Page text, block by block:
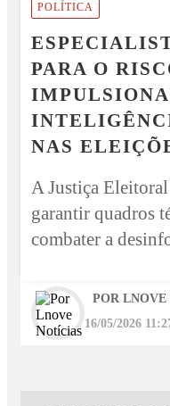
POLÍTICA
PARA O
NAS
A Justiça
garantir quadros
combater a
POR LNOVE
16/05/2026